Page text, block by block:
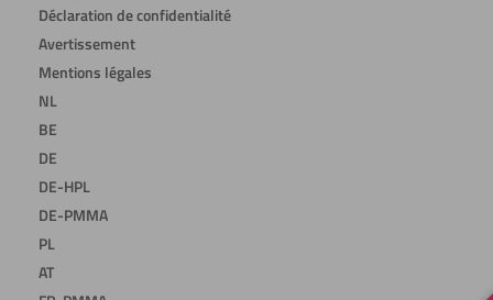
Déclaration de confidentialité
Avertissement
Mentions légales
NL
BE
DE
DE-HPL
DE-PMMA
PL
AT